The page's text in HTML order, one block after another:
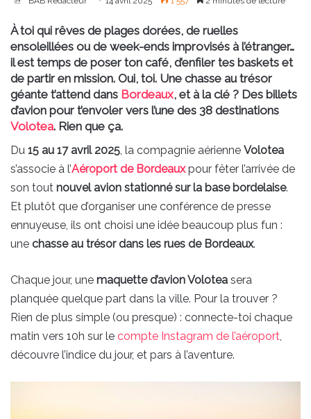
À toi qui rêves de plages dorées, de ruelles
ensoleillées ou de week-ends improvisés à l’étranger…
il est temps de poser ton café, d’enfiler tes baskets et
de partir en mission. Oui, toi. Une chasse au trésor
géante t’attend dans Bordeaux, et à la clé ? Des billets
d’avion pour t’envoler vers l’une des 38 destinations
Volotea. Rien que ça.
Du 15 au 17 avril 2025, la compagnie aérienne Volotea
s’associe à l’Aéroport de Bordeauxpour fêter l’arrivée de
son tout nouvel avion stationné sur la base bordelaise.
Et plutôt que d’organiser une conférence de presse
ennuyeuse, ils ont choisi une idée beaucoup plus fun :
une chasse au trésor dans les rues de Bordeaux.
Chaque jour, une maquette d’avion Volotea sera
planquée quelque part dans la ville. Pour la trouver ?
Rien de plus simple (ou presque) : connecte-toi chaque
matin vers 10h sur le compte Instagram de l’aéroport,
découvre l’indice du jour, et pars à l’aventure.